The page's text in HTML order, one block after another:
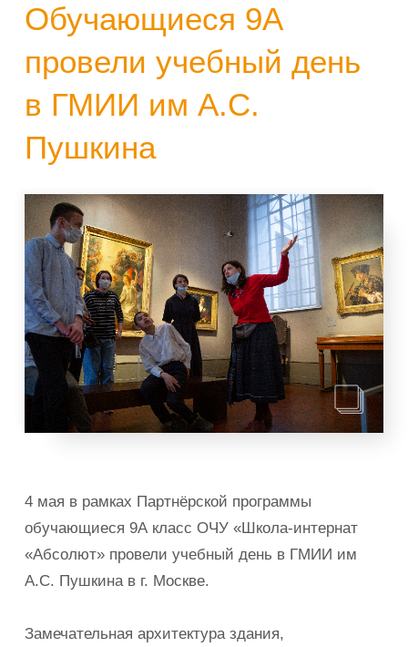
Обучающиеся 9А
провели учебный день
в ГМИИ им А.С.
Пушкина
4 мая в рамках Партнёрской программы
обучающиеся 9А класс ОЧУ «Школа-интернат
«Абсолют» провели учебный день в ГМИИ им
А.С. Пушкина в г. Москве.
Замечательная архитектура здания,